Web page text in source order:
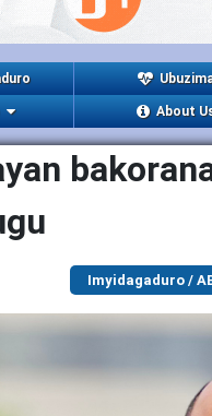
About
Imyidagaduro /